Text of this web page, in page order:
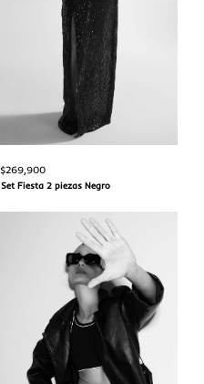
$269,900
Set Fiesta 2 piezas Negro